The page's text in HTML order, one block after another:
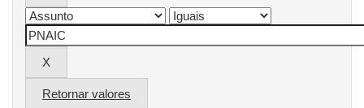
Retornar valores